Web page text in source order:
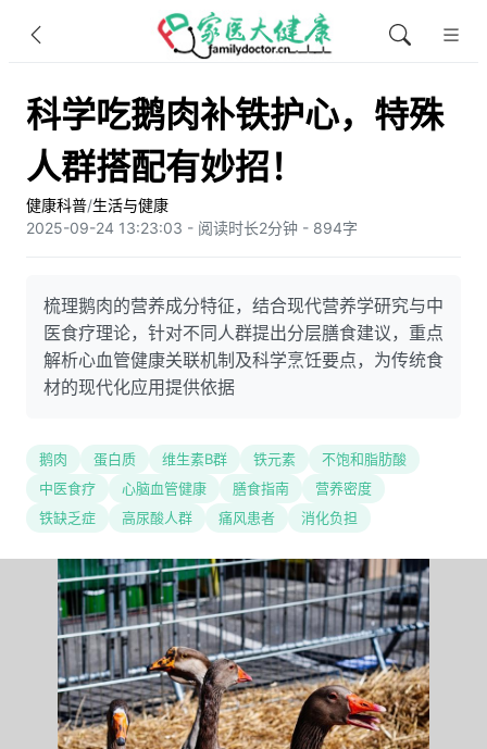
科学吃鹅肉补铁护心，特殊
人群搭配有妙招！
健康科普/生活与健康
2025-09-24 13:23:03 - 阅读时长2分钟 - 894字
梳理鹅肉的营养成分特征，结合现代营养学研究与中
医食疗理论，针对不同人群提出分层膳食建议，重点
解析心血管健康关联机制及科学烹饪要点，为传统食
材的现代化应用提供依据
鹅肉 蛋白质 维生素B群 铁元素
不饱和脂肪酸
中医食疗
心脑血管健康 膳食指南
营养密度
铁缺乏症
高尿酸人群 痛风患者 消化负担